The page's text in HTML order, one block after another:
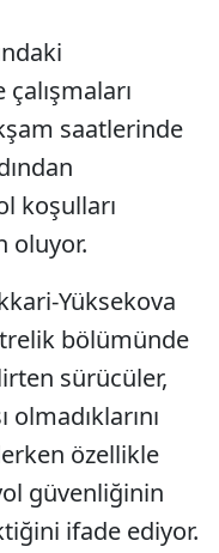
saatlerinde
koşulları
oluyor.
Yüksekova
bölümünde
sürücüler,
özellikle
güvenliğinin
ifade ediyor.